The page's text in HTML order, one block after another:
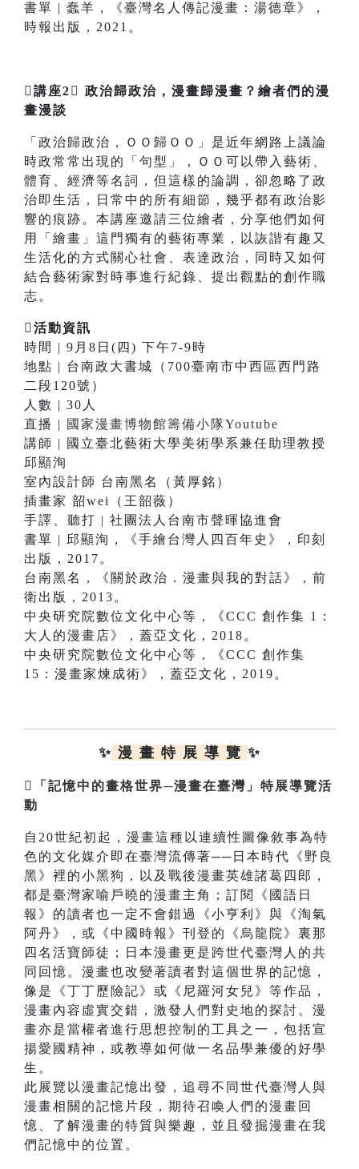
書單 | 蠢羊，《臺灣名人傳記漫畫：湯德章》，
時報出版，2021。
講座2 政治歸政治，漫畫歸漫畫？繪者們的漫
畫漫談
「政治歸政治，ＯＯ歸ＯＯ」是近年網路上議論
時政常常出現的「句型」，ＯＯ可以帶入藝術、
體育、經濟等名詞，但這樣的論調，卻忽略了政
治即生活，日常中的所有細節，幾乎都有政治影
響的痕跡。本講座邀請三位繪者，分享他們如何
用「繪畫」這門獨有的藝術專業，以詼諧有趣又
生活化的方式關心社會、表達政治，同時又如何
結合藝術家對時事進行紀錄、提出觀點的創作職
志。
活動資訊
時間 | 9月8日(四) 下午7-9時
地點 | 台南政大書城（700臺南市中西區西門路
二段120號）
人數 | 30人
直播 |
國家漫畫博物館籌備小隊Youtube
講師 | 國立臺北藝術大學美術學系兼任助理教授
邱顯洵
室內設計師 台南黑名（黃厚銘）
插畫家 韶wei（王韶薇）
手譯、聽打 | 社團法人台南市聲暉協進會
書單 | 邱顯洵，《手繪台灣人四百年史》，印刻
出版，2017。
台南黑名，《關於政治．漫畫與我的對話》，前
衛出版，2013。
中央研究院數位文化中心等，《CCC 創作集 1：
大人的漫畫店》，蓋亞文化，2018。
中央研究院數位文化中心等，《CCC 創作集
15：漫畫家煉成術》，蓋亞文化，2019。
✨ 漫 畫 特 展 導 覽 ✨

「記憶中的畫格世界─漫畫在臺灣」特展導覽活
動
自20世紀初起，漫畫這種以連續性圖像敘事為特
色的文化媒介即在臺灣流傳著──日本時代《野良
黑》裡的小黑狗，以及戰後漫畫英雄諸葛四郎，
都是臺灣家喻戶曉的漫畫主角；訂閱《國語日
報》的讀者也一定不會錯過《小亨利》與《淘氣
阿丹》，或《中國時報》刊登的《烏龍院》裏那
四名活寶師徒；日本漫畫更是跨世代臺灣人的共
同回憶。漫畫也改變著讀者對這個世界的記憶，
像是《丁丁歷險記》或《尼羅河女兒》等作品，
漫畫內容虛實交錯，激發人們對史地的探討。漫
畫亦是當權者進行思想控制的工具之一，包括宣
揚愛國精神，或教導如何做一名品學兼優的好學
生。
此展覽以漫畫記憶出發，追尋不同世代臺灣人與
漫畫相關的記憶片段，期待召喚人們的漫畫回
憶、了解漫畫的特質與樂趣，並且發掘漫畫在我
們記憶中的位置。